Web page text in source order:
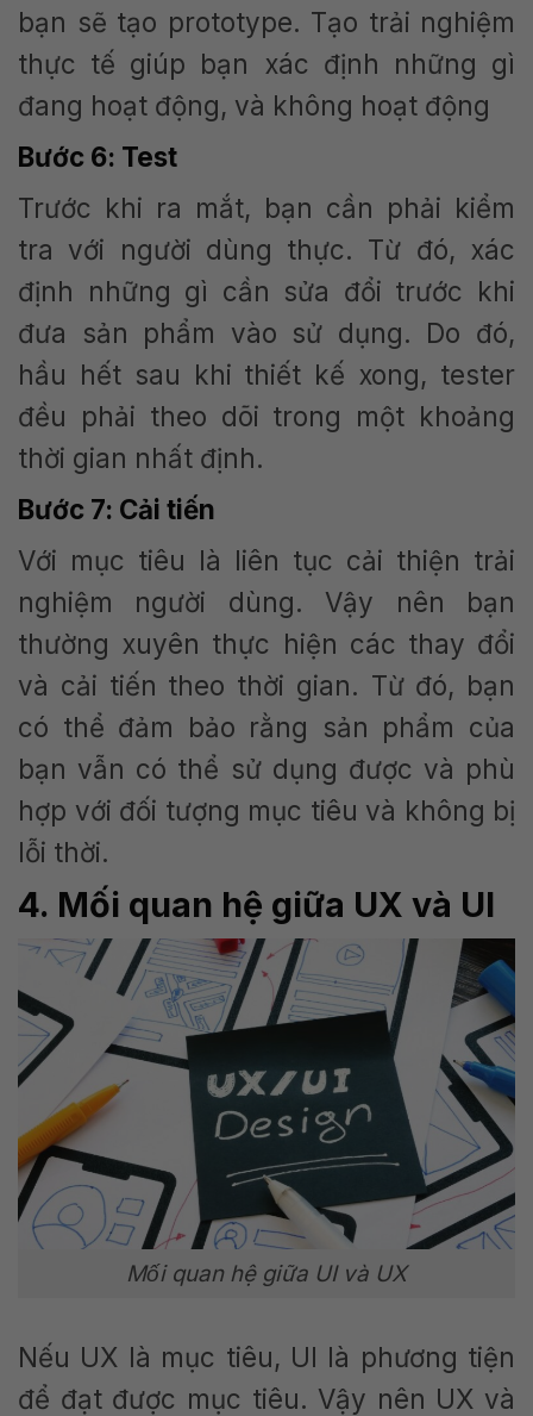
bạn sẽ tạo prototype. Tạo trải nghiệm
thực tế giúp bạn xác định những gì
đang hoạt động, và không hoạt động
Bước 6: Test
Trước khi ra mắt, bạn cần phải kiểm
tra với người dùng thực. Từ đó, xác
định những gì cần sửa đổi trước khi
đưa sản phẩm vào sử dụng. Do đó,
hầu hết sau khi thiết kế xong, tester
đều phải theo dõi trong một khoảng
thời gian nhất định.
Bước 7: Cải tiến
Với mục tiêu là liên tục cải thiện trải
nghiệm người dùng. Vậy nên bạn
thường xuyên thực hiện các thay đổi
và cải tiến theo thời gian. Từ đó, bạn
có thể đảm bảo rằng sản phẩm của
bạn vẫn có thể sử dụng được và phù
hợp với đối tượng mục tiêu và không bị
lỗi thời.
4. Mối quan hệ giữa UX và UI
Mối quan hệ giữa UI và UX
Nếu UX là mục tiêu, UI là phương tiện
để đạt được mục tiêu. Vậy nên UX và